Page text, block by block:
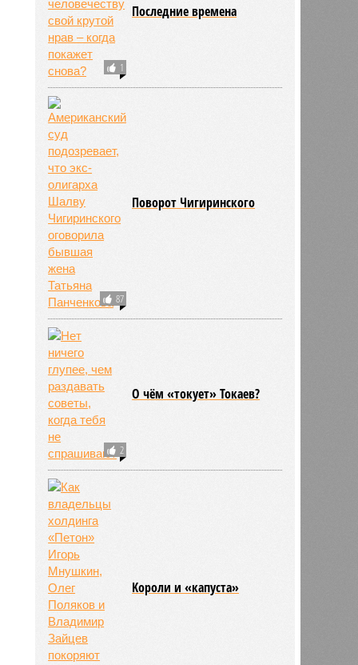
1
Последние времена
87
Поворот Чигиринского
2
О чём «токует» Токаев?
Kороли и «капуста»